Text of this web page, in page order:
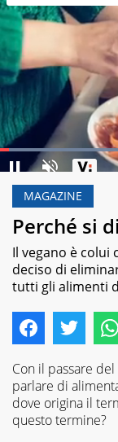
PauseUnmute
Loaded :
MAGAZINE
Perché si
Il vegano è colui
deciso di
tutti gli alimenti
Con il passare
parlare di
dove origina il
questo termine?